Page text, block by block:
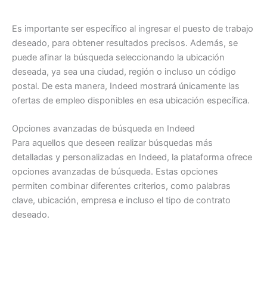
Es importante ser específico al ingresar el puesto de trabajo
deseado, para obtener resultados precisos. Además, se
puede afinar la búsqueda seleccionando la ubicación
deseada, ya sea una ciudad, región o incluso un código
postal. De esta manera, Indeed mostrará únicamente las
ofertas de empleo disponibles en esa ubicación específica.
Opciones avanzadas de búsqueda en Indeed
Para aquellos que deseen realizar búsquedas más
detalladas y personalizadas en Indeed, la plataforma ofrece
opciones avanzadas de búsqueda. Estas opciones
permiten combinar diferentes criterios, como palabras
clave, ubicación, empresa e incluso el tipo de contrato
deseado.